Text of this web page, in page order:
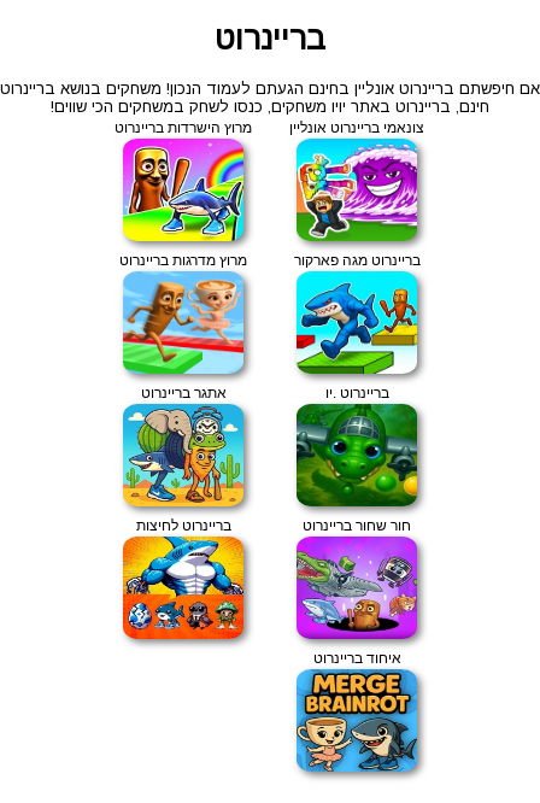
בריינרוט
אם חיפשתם בריינרוט אונליין בחינם הגעתם לעמוד הנכון! משחקים בנושא בריינרוט
חינם, בריינרוט באתר יויו משחקים, כנסו לשחק במשחקים הכי שווים!
צונאמי בריינרוט אונליין מרוץ הישרדות בריינרוט
בריינרוט מגה פארקור מרוץ מדרגות בריינרוט
בריינרוט .יו אתגר בריינרוט
חור שחור בריינרוט בריינרוט לחיצות
איחוד בריינרוט